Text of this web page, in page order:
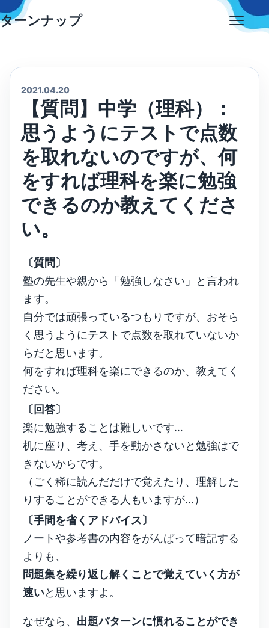
Skip
to
ターンナップ
2021.04.20
【質問】中学（理科）：
思うようにテストで点数
を取れないのですが、何
をすれば理科を楽に勉強
できるのか教えてくださ
い。
〔質問〕
塾の先生や親から「勉強しなさい」と言われ
ます。
自分では頑張っているつもりですが、おそら
く思うようにテストで点数を取れていないか
らだと思います。
何をすれば理科を楽にできるのか、教えてく
ださい。
〔回答〕
楽に勉強することは難しいです…
机に座り、考え、手を動かさないと勉強はで
きないからです。
（ごく稀に読んだだけで覚えたり、理解した
りすることができる人もいますが…）
〔手間を省くアドバイス〕
ノートや参考書の内容をがんばって暗記する
よりも、
問題集を繰り返し解くことで覚えていく方が
速いと思いますよ。
なぜなら、 出題パターンに慣れることができ